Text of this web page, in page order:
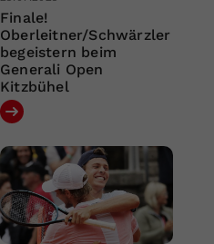
Finale!
Oberleitner/Schwärzler
begeistern beim
Generali Open
Kitzbühel